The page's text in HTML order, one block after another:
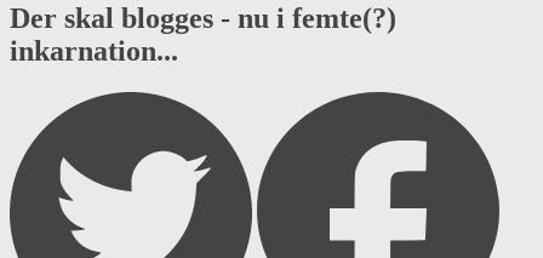
Der skal blogges - nu i femte(?)
inkarnation...